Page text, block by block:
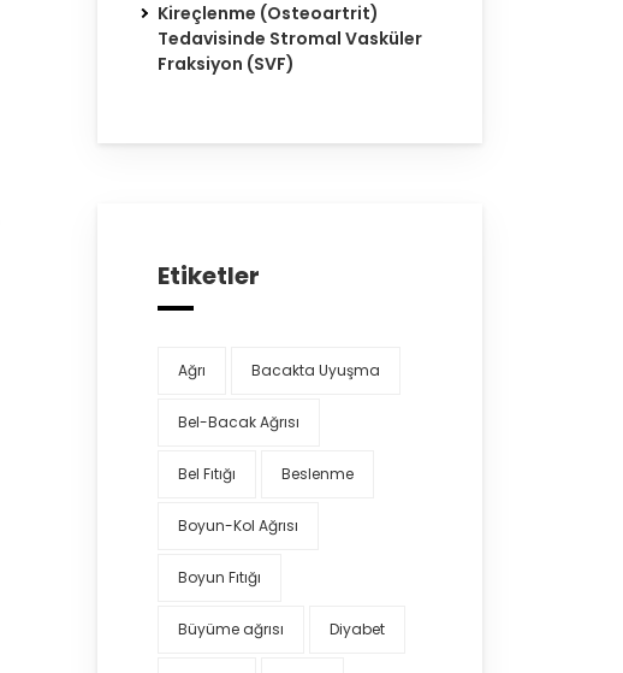
Kireçlenme (Osteoartrit)
Tedavisinde Stromal Vasküler
Fraksiyon (SVF)
Etiketler
Ağrı Bacakta Uyuşma
Bel-Bacak Ağrısı
Bel Fıtığı Beslenme
Boyun-Kol Ağrısı
Boyun Fıtığı
Büyüme ağrısı Diyabet